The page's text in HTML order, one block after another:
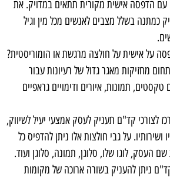
עם הדפסה אישית מקורית תתאים במדויק. את
כמתנה בשלל מצבים לאנשים מכל מין וגיל
על אישית על חולצה מרגשת או הומוריסטית?
מחזיקות מאגר גדול של רעיונות עבור
תמונות, איורים ודימויים גראפיים
לצורכי קד"ם תעניק לעסק אמצעי יעיל לשיווק,
ושירותיו. על גבי חולצות אלו ניתן להדפיס כל
שם העסק, לוגו שלו, סלוגן, תמונה, סלוגן ועוד.
ניתן להעניק בשורה ארוכה של מקומות